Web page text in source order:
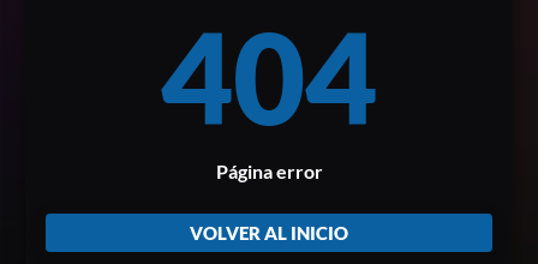
404
Página error
VOLVER AL INICIO